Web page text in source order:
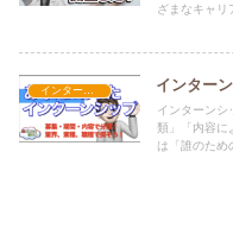
ざまなキャリ
インターンシップ他 インター
インターンシ
類」「内容に
は「誰のため